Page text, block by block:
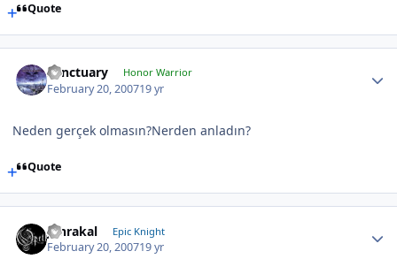
Quote
Sanctuary Honor Warrior
February 20, 200719 yr
Neden gerçek olmasın?Nerden anladın?
Quote
Jahrakal Epic Knight
February 20, 200719 yr